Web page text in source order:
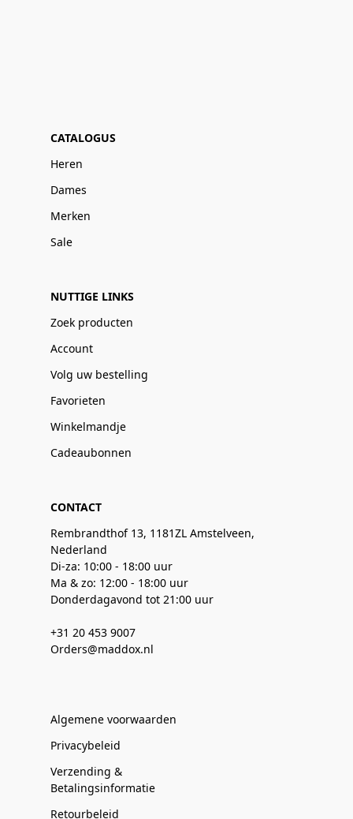
CATALOGUS
Heren
Dames
Merken
Sale
NUTTIGE LINKS
Zoek producten
Account
Volg uw bestelling
Favorieten
Winkelmandje
Cadeaubonnen
CONTACT
Rembrandthof 13, 1181ZL Amstelveen,
Nederland
Di-za: 10:00 - 18:00 uur
Ma & zo: 12:00 - 18:00 uur
Donderdagavond tot 21:00 uur
+31 20 453 9007
Orders@maddox.nl
Algemene voorwaarden
Privacybeleid
Verzending &
Betalingsinformatie
Retourbeleid